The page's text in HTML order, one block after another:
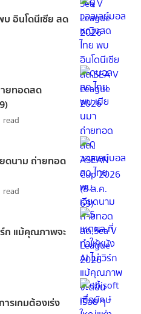
อินโดนีเซีย สด
ยทอดสด
read
ดนาม ถ่ายทอด
read
ร์ก แม้คุณภาพจะ
รเกมต้องเร่ง